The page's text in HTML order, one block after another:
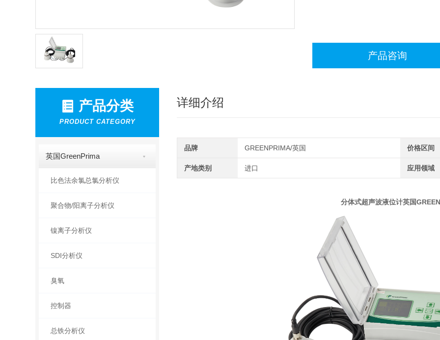
产品咨询
产品分类
PRODUCT CATEGORY
英国GreenPrima
比色法余氯总氯分析仪
聚合物/阳离子分析仪
镍离子分析仪
SDI分析仪
臭氧
控制器
总铁分析仪
详细介绍
品牌 GREENPRIMA/英国 价格区间
产地类别 进口 应用领域
分体式超声波液位计英国